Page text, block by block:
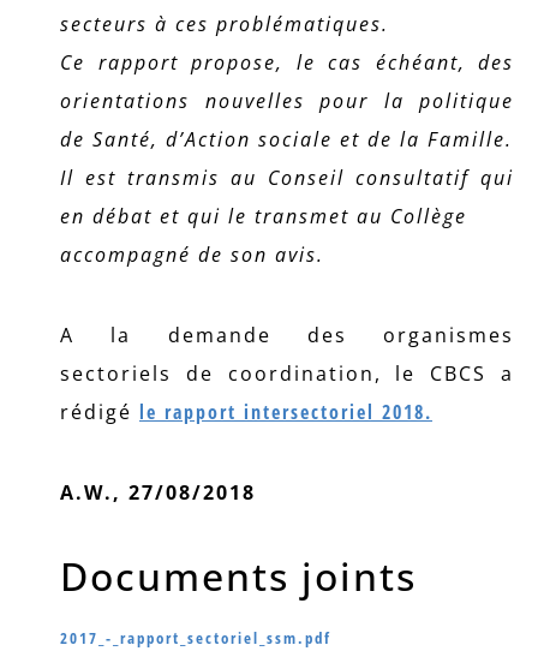
secteurs à ces problématiques.
Ce rapport propose, le cas échéant, des
orientations nouvelles pour la politique
de Santé, d’Action sociale et de la Famille.
Il est transmis au Conseil consultatif qui
en débat et qui le transmet au Collège
accompagné de son avis.
A la demande des organismes
sectoriels de coordination, le CBCS a
rédigé le rapport intersectoriel 2018.
A.W., 27/08/2018
Documents joints
2017_-_rapport_sectoriel_ssm.pdf